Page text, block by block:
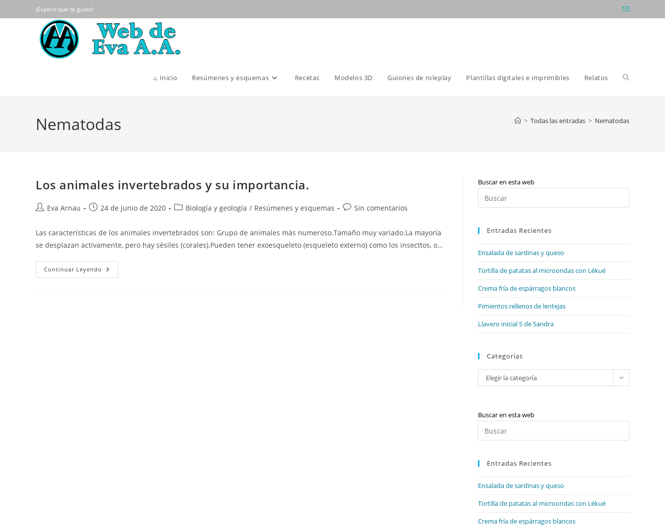
al
¡Espero que te guste!
⌂ Inicio Resúmenes y esquemas Recetas Modelos 3D Guiones de roleplay Plantillas digitales e imprimibles Relatos Alternar
la
Nematodas > Todas las entradas > Nematodas
Los animales invertebrados y su importancia.
Autor
la
entrada:
Eva Arnau
Publicación
entrada:
24 de junio de 2020
Categoría
la
entrada:
Biología y geología / Resúmenes y esquemas
Comentarios
entrada:
Sin comentarios
Las características de los animales invertebrados son: Grupo de animales más numeroso.Tamaño muy variado.La mayoría
se desplazan activamente, pero hay sésiles (corales).Pueden tener exoesqueleto (esqueleto externo) como los insecttos, o…
Continuar Leyendo Los
Animales
Buscar en esta web
Escape
Entradas Recientes
Ensalada de sardinas y queso
Tortilla de patatas al microondas con Lékué
Crema fría de espárragos blancos
Pimientos rellenos de lentejas
Llavero inicial S de Sandra
Categorías
Categorías
Elegir la categoría
Buscar en esta web
Escape
Entradas Recientes
Ensalada de sardinas y queso
Tortilla de patatas al microondas con Lékué
Crema fría de espárragos blancos